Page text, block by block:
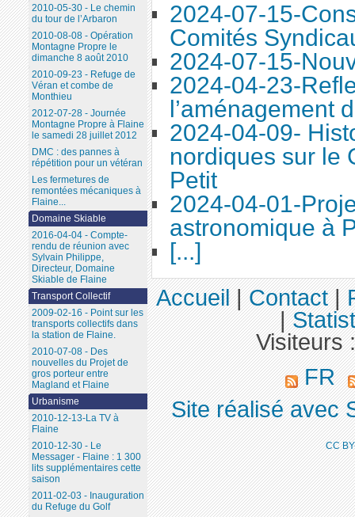
2024-07-15-
Comités
2024-07-15-
2024-04-23-
l’aménagement
2024-04-09-
nordiques sur le
Petit
2024-04-01-
astronomique à
[...]
2010-05-30 - Le chemin
du tour de l’Arbaron
2010-08-08 - Opération
Montagne Propre le
dimanche 8 août 2010
2010-09-23 - Refuge de
Véran et combe de
Monthieu
2012-07-28 - Journée
Montagne Propre à Flaine
le samedi 28 juillet 2012
DMC : des pannes à
répétition pour un vétéran
Les fermetures de
remontées mécaniques à
Flaine...
Domaine Skiable
2016-04-04 - Compte-
rendu de réunion avec
Sylvain Philippe,
Directeur, Domaine
Skiable de Flaine
Transport Collectif
2009-02-16 - Point sur les
transports collectifs dans
la station de Flaine.
2010-07-08 - Des
nouvelles du Projet de
gros porteur entre
Magland et Flaine
Urbanisme
2010-12-13-La TV à
Flaine
2010-12-30 - Le
Messager - Flaine : 1 300
lits supplémentaires cette
saison
2011-02-03 - Inauguration
du Refuge du Golf
Accueil|Contact|
|
Visiteurs
FR
Site réalisé avec
CC